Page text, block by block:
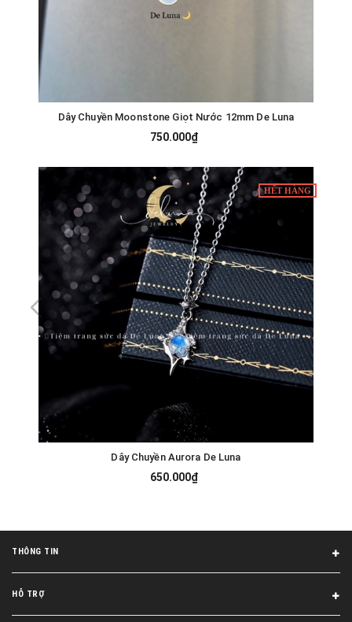
Dây Chuyền Moonstone Giọt Nước 12mm De Luna
750.000₫
HẾT HÀNG
Dây Chuyền Aurora De Luna
650.000₫
THÔNG TIN
HỖ TRỢ